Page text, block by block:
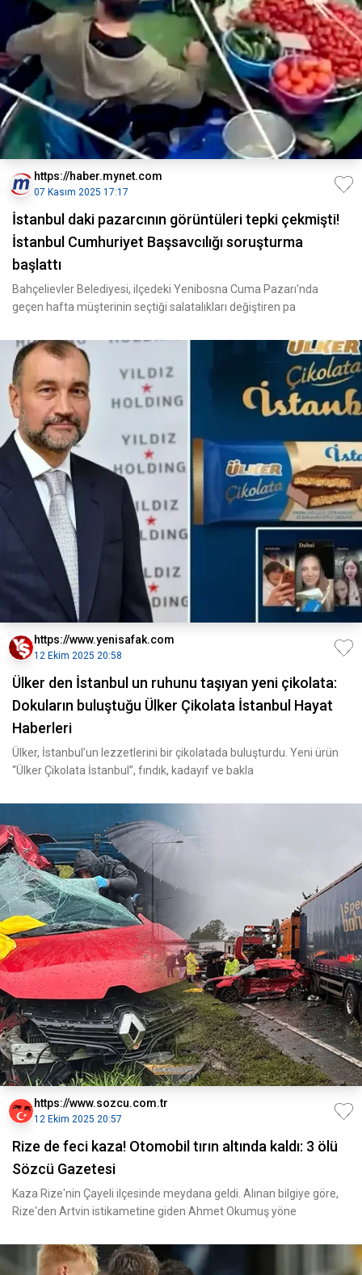
https://haber.mynet.com
07 Kasım 2025 17:17
İstanbul daki pazarcının görüntüleri tepki çekmişti!
İstanbul Cumhuriyet Başsavcılığı soruşturma
başlattı
Bahçelievler Belediyesi, ilçedeki Yenibosna Cuma Pazarı'nda
geçen hafta müşterinin seçtiği salatalıkları değiştiren pa
https://www.yenisafak.com
12 Ekim 2025 20:58
Ülker den İstanbul un ruhunu taşıyan yeni çikolata:
Dokuların buluştuğu Ülker Çikolata İstanbul Hayat
Haberleri
Ülker, İstanbul’un lezzetlerini bir çikolatada buluşturdu. Yeni ürün
“Ülker Çikolata İstanbul”, fındık, kadayıf ve bakla
https://www.sozcu.com.tr
12 Ekim 2025 20:57
Rize de feci kaza! Otomobil tırın altında kaldı: 3 ölü
Sözcü Gazetesi
Kaza Rize'nin Çayeli ilçesinde meydana geldi. Alınan bilgiye göre,
Rize'den Artvin istikametine giden Ahmet Okumuş yöne